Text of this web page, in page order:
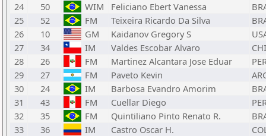
24
50 WIM Feliciano Ebert Vanessa
25
52 FM Teixeira Ricardo Da Silva
26
10 GM Kaidanov Gregory S
27
34 IM Valdes Escobar Alvaro
CHI
28
26 FM Martinez Alcantara Jose Eduar
29
27 FM Paveto Kevin
30
24 IM Barbosa Evandro Amorim
31
43 FM Cuellar Diego
32
35 FM Quintiliano Pinto Renato R.
33
36 IM Castro Oscar H.